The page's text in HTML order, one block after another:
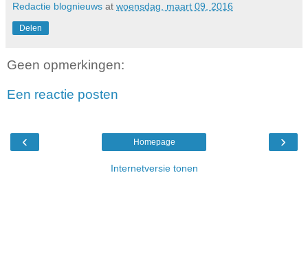
Redactie blognieuws at woensdag, maart 09, 2016
Delen
Geen opmerkingen:
Een reactie posten
‹ ›
Homepage
Internetversie tonen